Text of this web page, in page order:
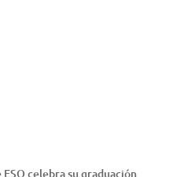
celebra su graduación